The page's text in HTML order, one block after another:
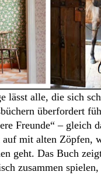
lässt alle, die sich
überfordert
Freunde“ – gleich
mit alten Zöpfen,
geht. Das Buch
zusammen